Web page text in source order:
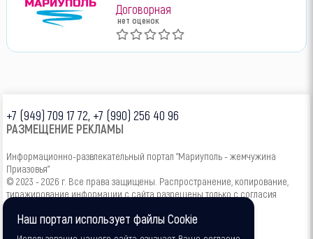
Договорная
нет оценок
+7 (949) 709 17 72, +7 (990) 256 40 96
РАЗМЕЩЕНИЕ РЕКЛАМЫ
Информационно-развлекательный портал "Мариуполь - жемчужина
Приазовья"
© 2023 - 2026 г. Все права защищены. Распространение, копирование,
тиражирование информации с сайта разрешены только с согласия
Наш портал использует файлы Cookie